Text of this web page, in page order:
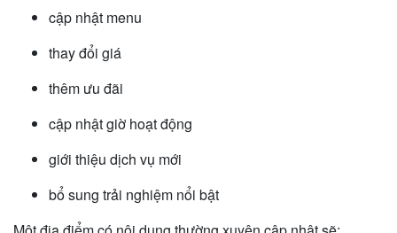
cập nhật menu
thay đổi giá
thêm ưu đãi
cập nhật giờ hoạt động
giới thiệu dịch vụ mới
bổ sung trải nghiệm nổi bật